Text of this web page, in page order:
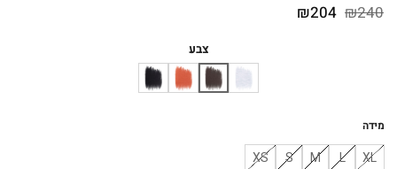
₪240 המחיר
₪204
₪204. צבע
מידה
XL
L
M
S
XS